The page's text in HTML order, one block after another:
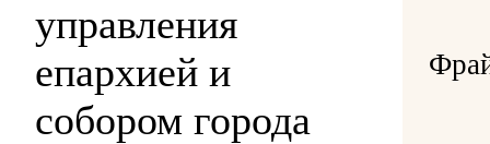
управления
епархией и
собором города